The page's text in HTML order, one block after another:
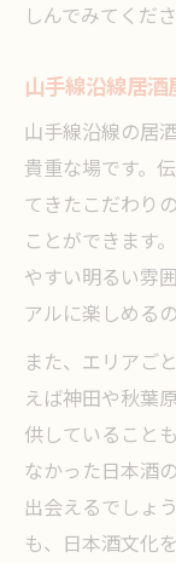
しんでみてくださ
山手線沿線居
山手線沿線の居
貴重な場です。
てきたこだわり
ことができます
やすい明るい雰
アルに楽しめる
また、エリアご
えば神田や秋葉
供していること
なかった日本酒
出会えるでしょ
も、日本酒文化